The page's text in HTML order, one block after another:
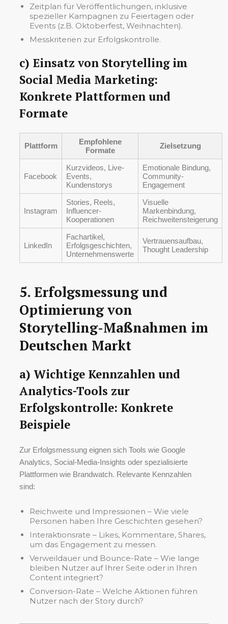
Zeitplan für Veröffentlichungen, inklusive
spezieller Kampagnen zu Feiertagen oder
Events (z.B. Oktoberfest, Weihnachten).
Messkriterien zur Erfolgskontrolle.
c) Einsatz von Storytelling im
Social Media Marketing:
Konkrete Plattformen und
Formate
Plattform
Empfohlene
Formate
Zielsetzung
Facebook
Kurzvideos, Live-
Events,
Kundenstorys
Emotionale Bindung,
Community-
Engagement
Instagram
Stories, Reels,
Influencer-
Kooperationen
Visuelle
Markenbindung,
Reichweitensteigerung
LinkedIn
Fachartikel,
Erfolgsgeschichten,
Unternehmenswerte
Vertrauensaufbau,
Thought Leadership
5. Erfolgsmessung und
Optimierung von
Storytelling-Maßnahmen im
Deutschen Markt
a) Wichtige Kennzahlen und
Analytics-Tools zur
Erfolgskontrolle: Konkrete
Beispiele
Zur Erfolgsmessung eignen sich Tools wie Google
Analytics, Social-Media-Insights oder spezialisierte
Plattformen wie Brandwatch. Relevante Kennzahlen
sind:
Reichweite und Impressionen – Wie viele
Personen haben Ihre Geschichten gesehen?
Interaktionsrate – Likes, Kommentare, Shares,
um das Engagement zu messen.
Verweildauer und Bounce-Rate – Wie lange
bleiben Nutzer auf Ihrer Seite oder in Ihren
Content integriert?
Conversion-Rate – Welche Aktionen führen
Nutzer nach der Story durch?